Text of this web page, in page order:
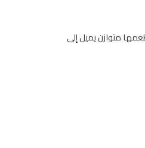
متوازن يميل إلى